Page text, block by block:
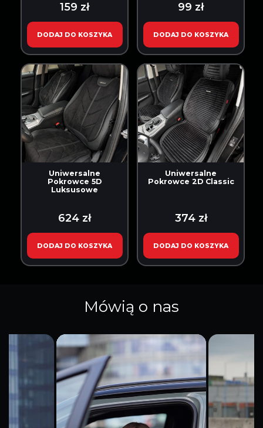
159 zł
DODAJ DO KOSZYKA
99 zł
DODAJ DO KOSZYKA
Uniwersalne
Pokrowce 5D
Luksusowe
624 zł
DODAJ DO KOSZYKA
Uniwersalne
Pokrowce 2D Classic
374 zł
DODAJ DO KOSZYKA
Mówią o nas